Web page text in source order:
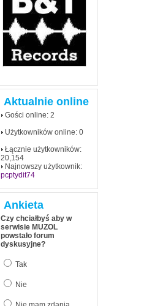
Aktualnie online
Gości online: 2
Użytkowników online: 0
Łącznie użytkowników:
20,154
Najnowszy użytkownik:
pcptydit74
Ankieta
Czy chciałbyś aby w
serwisie MUZOL
powstało forum
dyskusyjne?
Tak
Nie